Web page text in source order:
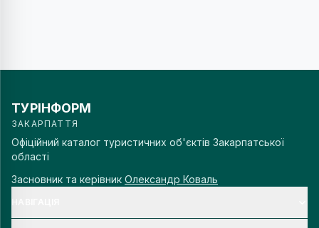
ТУРІНФОРМ
ЗАКАРПАТТЯ
Офіційний каталог туристичних об'єктів Закарпатської
області
Засновник та керівник Олександр Коваль